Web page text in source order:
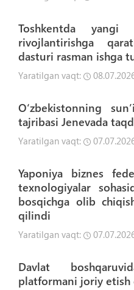
Toshkentda yangi
rivojlantirishga
dasturi rasman ishga
Yaratilgan vaqt:
O‘zbekistonning
tajribasi Jenevada
Yaratilgan vaqt:
Yaponiya biznes
texnologiyalar
bosqichga olib
qilindi
Yaratilgan vaqt:
Davlat
platformani joriy etish